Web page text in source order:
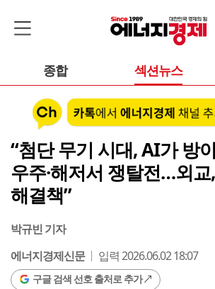
종합 섹션뉴스
“첨단 무기 시대, AI가 방
우주·해저서 쟁탈전…외
해결책”
박규빈 기자
에너지경제신문
입력 2026.06.02 18:07
구글 검색 선호 출처로 추가